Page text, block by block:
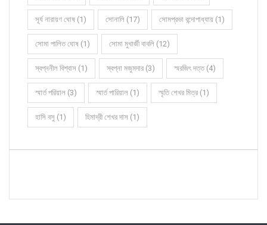
সূর্য নারায়ণ ঘোষ (1) সোনালি (17) সোমপ্রভা বন্দোপাধ্যায় (1)
সোমা পালিত ঘোষ (1) সোমা মুখার্জী বাবলি (12)
স্বপ্ননীল বিশ্বাস (1) স্বপ্না মজুমদার (3) স্মরজিৎ দত্ত (4)
স্মার্ত পরিয়াল (3) স্মার্ত পারিয়াল (1) স্মৃতি শেখর মিত্র (1)
হাসি বসু (1) হিমাদ্রী শেখর দাস (1)